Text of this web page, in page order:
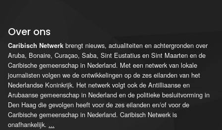
Over ons
Caribisch Netwerk brengt nieuws, actualiteiten en achtergronden over
Aruba, Bonaire, Curaçao, Saba, Sint Eustatius en Sint Maarten en de
Caribische gemeenschap in Nederland. Met een netwerk van lokale
journalisten volgen we de ontwikkelingen op de zes eilanden van het
Nederlandse Koninkrijk. Het netwerk volgt ook de Antilliaanse en
Arubaanse gemeenschap in Nederland en de politieke besluitvorming in
Den Haag die gevolgen heeft voor de zes eilanden en/of voor de
Caribische gemeenschap in Nederland. Caribisch Netwerk is
onafhankelijk. ...